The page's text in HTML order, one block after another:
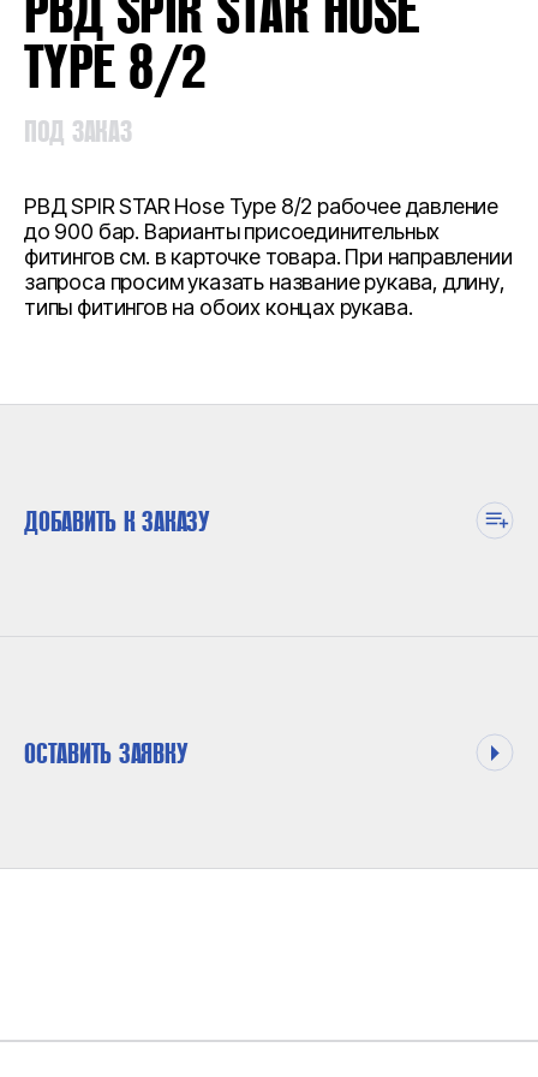
TYPE 8/2
ПОД ЗАКАЗ
РВД SPIR STAR Hose Type 8/2 рабочее давление
до 900 бар. Варианты присоединительных
фитингов см. в карточке товара. При направлении
запроса просим указать название рукава, длину,
типы фитингов на обоих концах рукава.
ДОБАВИТЬ К ЗАКАЗУ
ОСТАВИТЬ ЗАЯВКУ